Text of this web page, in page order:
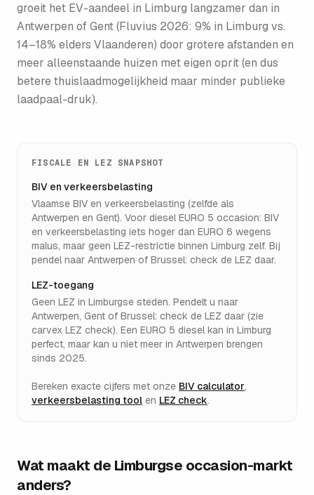
groeit het EV-aandeel in Limburg langzamer dan in
Antwerpen of Gent (Fluvius 2026: 9% in Limburg vs.
14–18% elders Vlaanderen) door grotere afstanden en
meer alleenstaande huizen met eigen oprit (en dus
betere thuislaadmogelijkheid maar minder publieke
laadpaal-druk).
FISCALE EN LEZ SNAPSHOT
BIV en verkeersbelasting
Vlaamse BIV en verkeersbelasting (zelfde als
Antwerpen en Gent). Voor diesel EURO 5 occasion: BIV
en verkeersbelasting iets hoger dan EURO 6 wegens
malus, maar geen LEZ-restrictie binnen Limburg zelf. Bij
pendel naar Antwerpen of Brussel: check de LEZ daar.
LEZ-toegang
Geen LEZ in Limburgse steden. Pendelt u naar
Antwerpen, Gent of Brussel: check de LEZ daar (zie
carvex LEZ check). Een EURO 5 diesel kan in Limburg
perfect, maar kan u niet meer in Antwerpen brengen
sinds 2025.
Bereken exacte cijfers met onze BIV calculator,
verkeersbelasting tool en LEZ check.
Wat maakt de Limburgse occasion-markt
anders?